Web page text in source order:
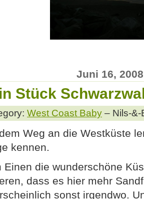
Juni 16, 2008
Stück
West Coast Baby – Nils-&-
Weg an die Westküste
kennen.
Einen die wunderschöne
dass es hier mehr
sonst irgendwo.